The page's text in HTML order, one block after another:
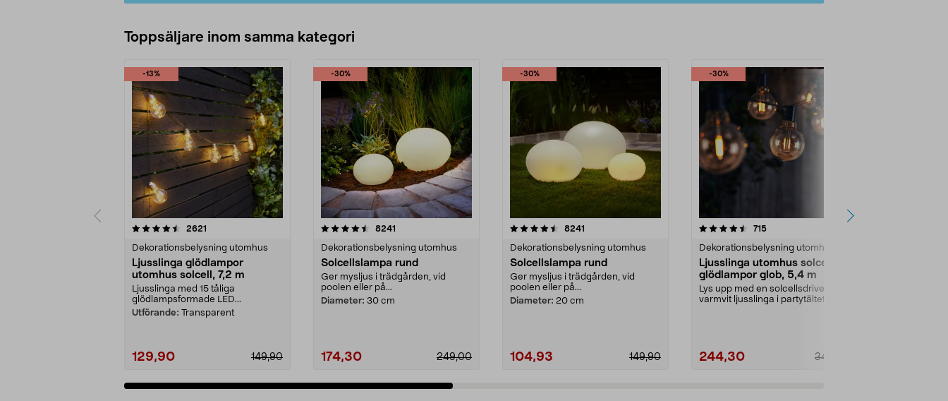
Toppsäljare inom samma kategori
-13%
2621
Dekorationsbelysning utomhus
Ljusslinga glödlampor
utomhus solcell, 7,2 m
Ljusslinga med 15 tåliga
glödlampsformade LED...
Utförande: Transparent
129,90 149,90
-30%
4.5 av 5 stjärnor 8241
Dekorationsbelysning utomhus
Solcellslampa rund
Ger mysljus i trädgården, vid
poolen eller på...
Diameter: 30 cm
174,30 249,00
-30%
4.5 av 5 stjärnor 8241
Dekorationsbelysning utomhus
Solcellslampa rund
Ger mysljus i trädgården, vid
poolen eller på...
Diameter: 20 cm
104,93 149,90
-30%
4.5 av 5 stjärnor 715recensioner
Dekorationsbelysning utomhus
Ljusslinga utomhus solcell
glödlampor glob, 5,4 m
Lys upp med en solcellsdriven,
varmvit ljusslinga i partytältet, på
244,30 349,00
4.5 av 5 stjärnor